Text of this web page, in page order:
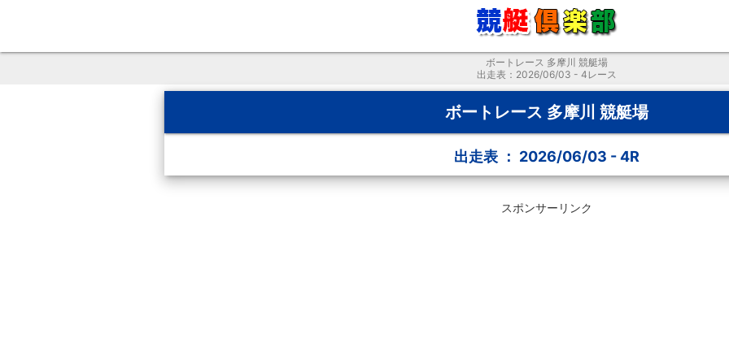
ボートレース 多摩川 競艇場
出走表：2026/06/03 - 4レース
ボートレース 多摩川 競艇場
出走表 ： 2026/06/03 - 4R
スポンサーリンク